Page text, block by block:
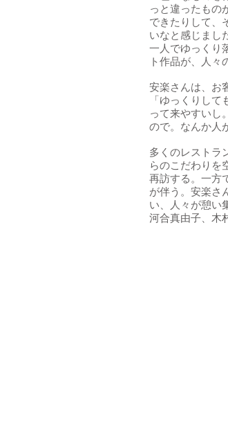
っと違ったもの
できたりして、
いなと感じまし
一人でゆっくり
ト作品が、人々
安楽さんは、お
「ゆっくりし
って来やすいし
ので。なんか人
多くのレストラ
らのこだわりを
再訪する。一方
が伴う。安楽さ
い、人々が憩い
河合真由子、木